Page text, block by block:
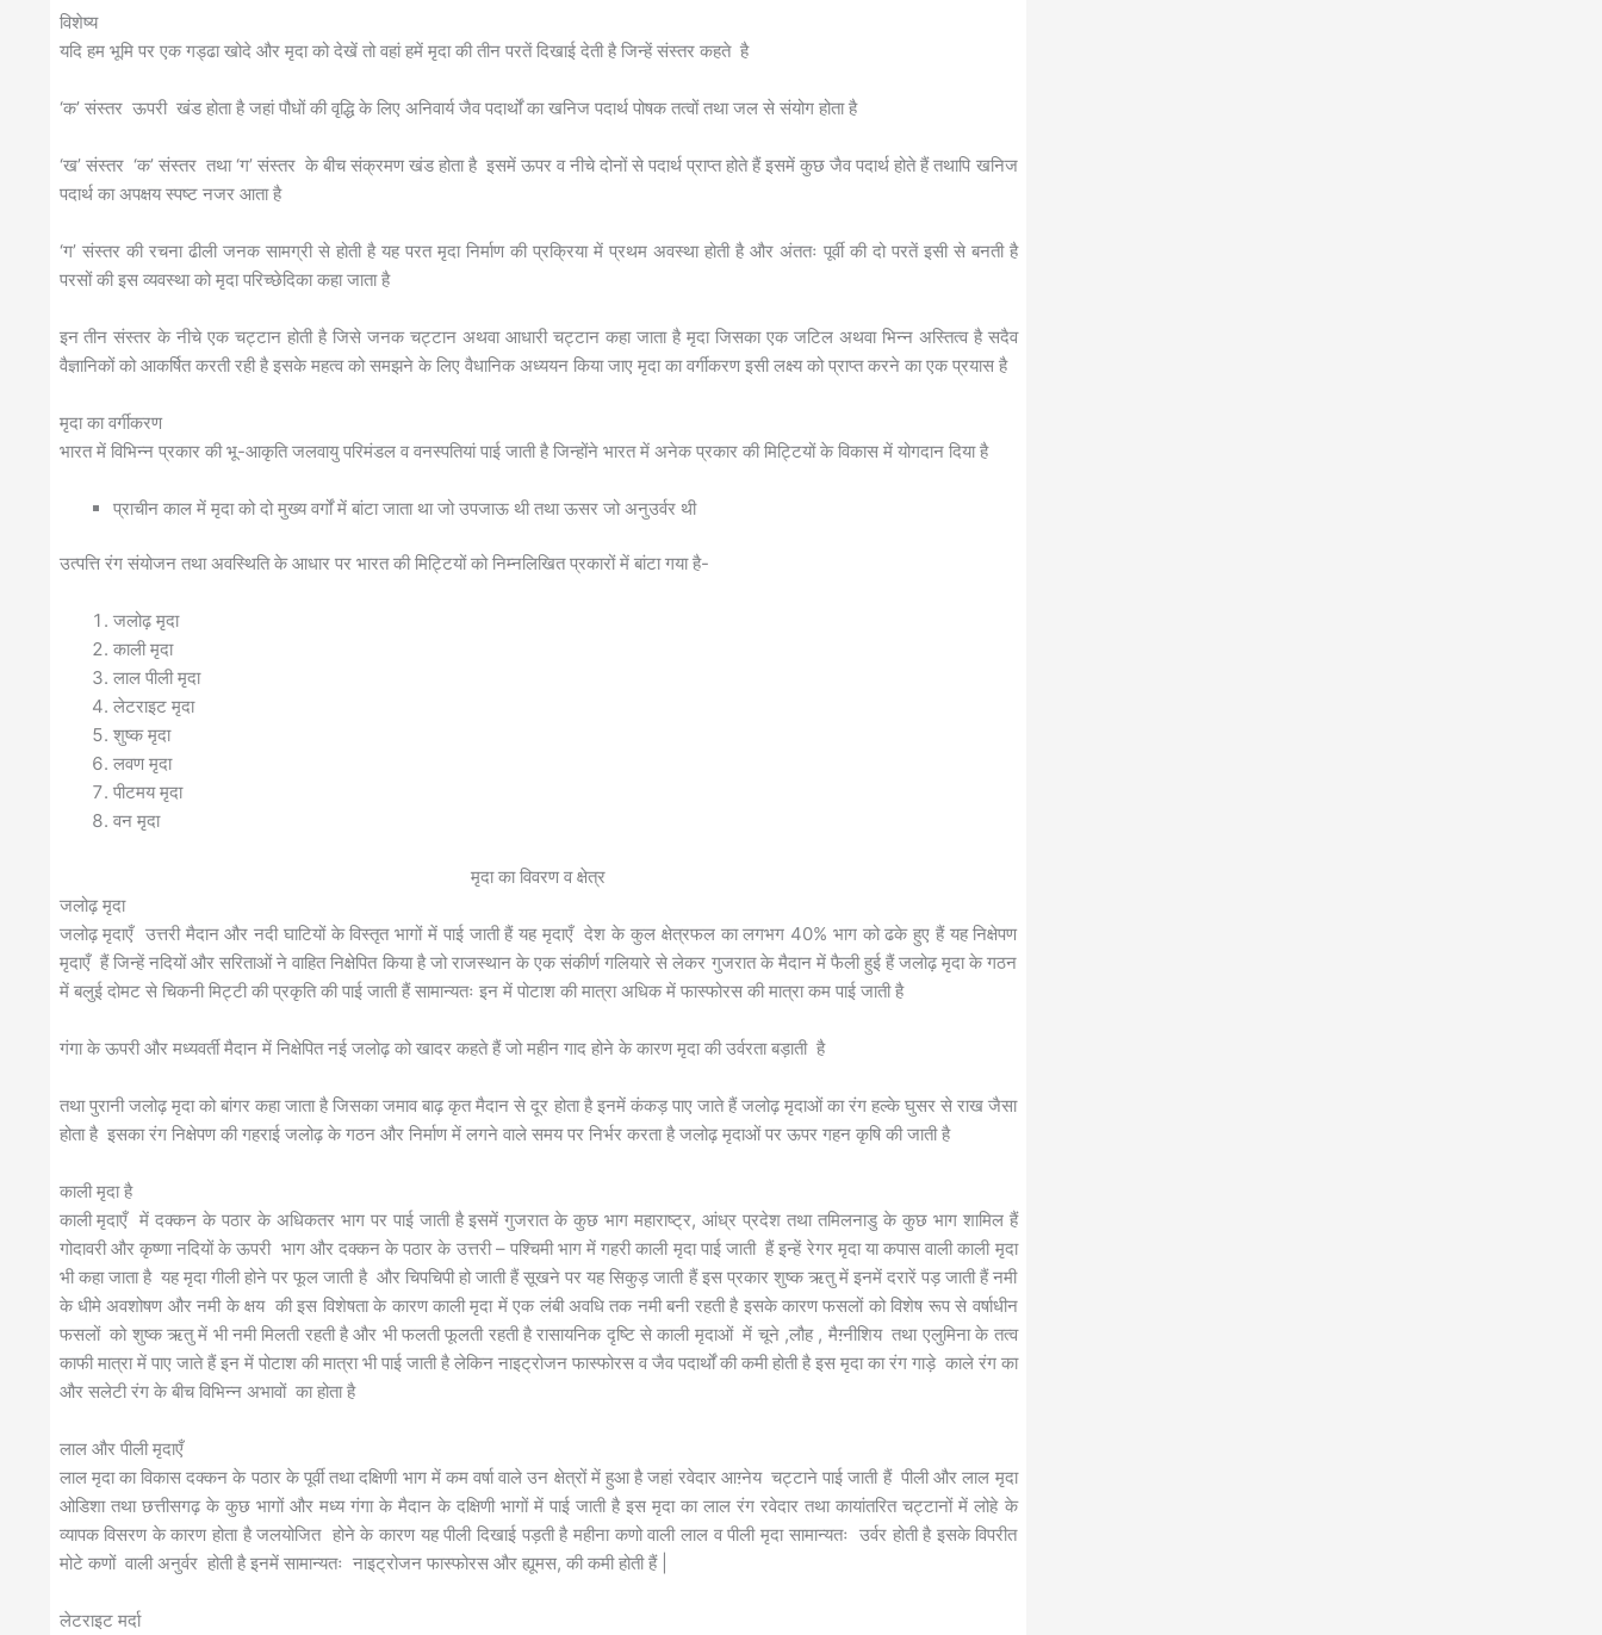
विशेष्य
यदि हम भूमि पर एक गड्ढा खोदे और मृदा को देखें तो वहां हमें मृदा की तीन परतें दिखाई देती है जिन्हें संस्तर कहते है
‘क’ संस्तर ऊपरी खंड होता है जहां पौधों की वृद्धि के लिए अनिवार्य जैव पदार्थों का खनिज पदार्थ पोषक तत्वों तथा जल से संयोग होता है
‘ख’ संस्तर ‘क’ संस्तर तथा ‘ग’ संस्तर के बीच संक्रमण खंड होता है इसमें ऊपर व नीचे दोनों से पदार्थ प्राप्त होते हैं इसमें कुछ जैव पदार्थ होते हैं तथापि खनिज
पदार्थ का अपक्षय स्पष्ट नजर आता है
‘ग’ संस्तर की रचना ढीली जनक सामग्री से होती है यह परत मृदा निर्माण की प्रक्रिया में प्रथम अवस्था होती है और अंततः पूर्वी की दो परतें इसी से बनती है
परसों की इस व्यवस्था को मृदा परिच्छेदिका कहा जाता है
इन तीन संस्तर के नीचे एक चट्टान होती है जिसे जनक चट्टान अथवा आधारी चट्टान कहा जाता है मृदा जिसका एक जटिल अथवा भिन्न अस्तित्व है सदैव
वैज्ञानिकों को आकर्षित करती रही है इसके महत्व को समझने के लिए वैधानिक अध्ययन किया जाए मृदा का वर्गीकरण इसी लक्ष्य को प्राप्त करने का एक प्रयास है
मृदा का वर्गीकरण
भारत में विभिन्न प्रकार की भू-आकृति जलवायु परिमंडल व वनस्पतियां पाई जाती है जिन्होंने भारत में अनेक प्रकार की मिट्टियों के विकास में योगदान दिया है
प्राचीन काल में मृदा को दो मुख्य वर्गों में बांटा जाता था जो उपजाऊ थी तथा ऊसर जो अनुउर्वर थी
उत्पत्ति रंग संयोजन तथा अवस्थिति के आधार पर भारत की मिट्टियों को निम्नलिखित प्रकारों में बांटा गया है-
जलोढ़ मृदा
काली मृदा
लाल पीली मृदा
लेटराइट मृदा
शुष्क मृदा
लवण मृदा
पीटमय मृदा
वन मृदा
मृदा का विवरण व क्षेत्र
जलोढ़ मृदा
जलोढ़ मृदाएँ उत्तरी मैदान और नदी घाटियों के विस्तृत भागों में पाई जाती हैं यह मृदाएँ देश के कुल क्षेत्रफल का लगभग 40% भाग को ढके हुए हैं यह निक्षेपण
मृदाएँ हैं जिन्हें नदियों और सरिताओं ने वाहित निक्षेपित किया है जो राजस्थान के एक संकीर्ण गलियारे से लेकर गुजरात के मैदान में फैली हुई हैं जलोढ़ मृदा के गठन
में बलुई दोमट से चिकनी मिट्टी की प्रकृति की पाई जाती हैं सामान्यतः इन में पोटाश की मात्रा अधिक में फास्फोरस की मात्रा कम पाई जाती है
गंगा के ऊपरी और मध्यवर्ती मैदान में निक्षेपित नई जलोढ़ को खादर कहते हैं जो महीन गाद होने के कारण मृदा की उर्वरता बड़ाती है
तथा पुरानी जलोढ़ मृदा को बांगर कहा जाता है जिसका जमाव बाढ़ कृत मैदान से दूर होता है इनमें कंकड़ पाए जाते हैं जलोढ़ मृदाओं का रंग हल्के घुसर से राख जैसा
होता है इसका रंग निक्षेपण की गहराई जलोढ़ के गठन और निर्माण में लगने वाले समय पर निर्भर करता है जलोढ़ मृदाओं पर ऊपर गहन कृषि की जाती है
काली मृदा है
काली मृदाएँ में दक्कन के पठार के अधिकतर भाग पर पाई जाती है इसमें गुजरात के कुछ भाग महाराष्ट्र, आंध्र प्रदेश तथा तमिलनाडु के कुछ भाग शामिल हैं
गोदावरी और कृष्णा नदियों के ऊपरी भाग और दक्कन के पठार के उत्तरी – पश्चिमी भाग में गहरी काली मृदा पाई जाती हैं इन्हें रेगर मृदा या कपास वाली काली मृदा
भी कहा जाता है यह मृदा गीली होने पर फूल जाती है और चिपचिपी हो जाती हैं सूखने पर यह सिकुड़ जाती हैं इस प्रकार शुष्क ऋतु में इनमें दरारें पड़ जाती हैं नमी
के धीमे अवशोषण और नमी के क्षय की इस विशेषता के कारण काली मृदा में एक लंबी अवधि तक नमी बनी रहती है इसके कारण फसलों को विशेष रूप से वर्षाधीन
फसलों को शुष्क ऋतु में भी नमी मिलती रहती है और भी फलती फूलती रहती है रासायनिक दृष्टि से काली मृदाओं में चूने ,लौह , मैग़्नीशिय तथा एलुमिना के तत्व
काफी मात्रा में पाए जाते हैं इन में पोटाश की मात्रा भी पाई जाती है लेकिन नाइट्रोजन फास्फोरस व जैव पदार्थों की कमी होती है इस मृदा का रंग गाड़े काले रंग का
और सलेटी रंग के बीच विभिन्न अभावों का होता है
लाल और पीली मृदाएँ
लाल मृदा का विकास दक्कन के पठार के पूर्वी तथा दक्षिणी भाग में कम वर्षा वाले उन क्षेत्रों में हुआ है जहां रवेदार आग़्नेय चट्टाने पाई जाती हैं पीली और लाल मृदा
ओडिशा तथा छत्तीसगढ़ के कुछ भागों और मध्य गंगा के मैदान के दक्षिणी भागों में पाई जाती है इस मृदा का लाल रंग रवेदार तथा कायांतरित चट्टानों में लोहे के
व्यापक विसरण के कारण होता है जलयोजित होने के कारण यह पीली दिखाई पड़ती है महीना कणो वाली लाल व पीली मृदा सामान्यतः उर्वर होती है इसके विपरीत
मोटे कणों वाली अनुर्वर होती है इनमें सामान्यतः नाइट्रोजन फास्फोरस और ह्यूमस, की कमी होती हैं |
लेटराइट मर्दा